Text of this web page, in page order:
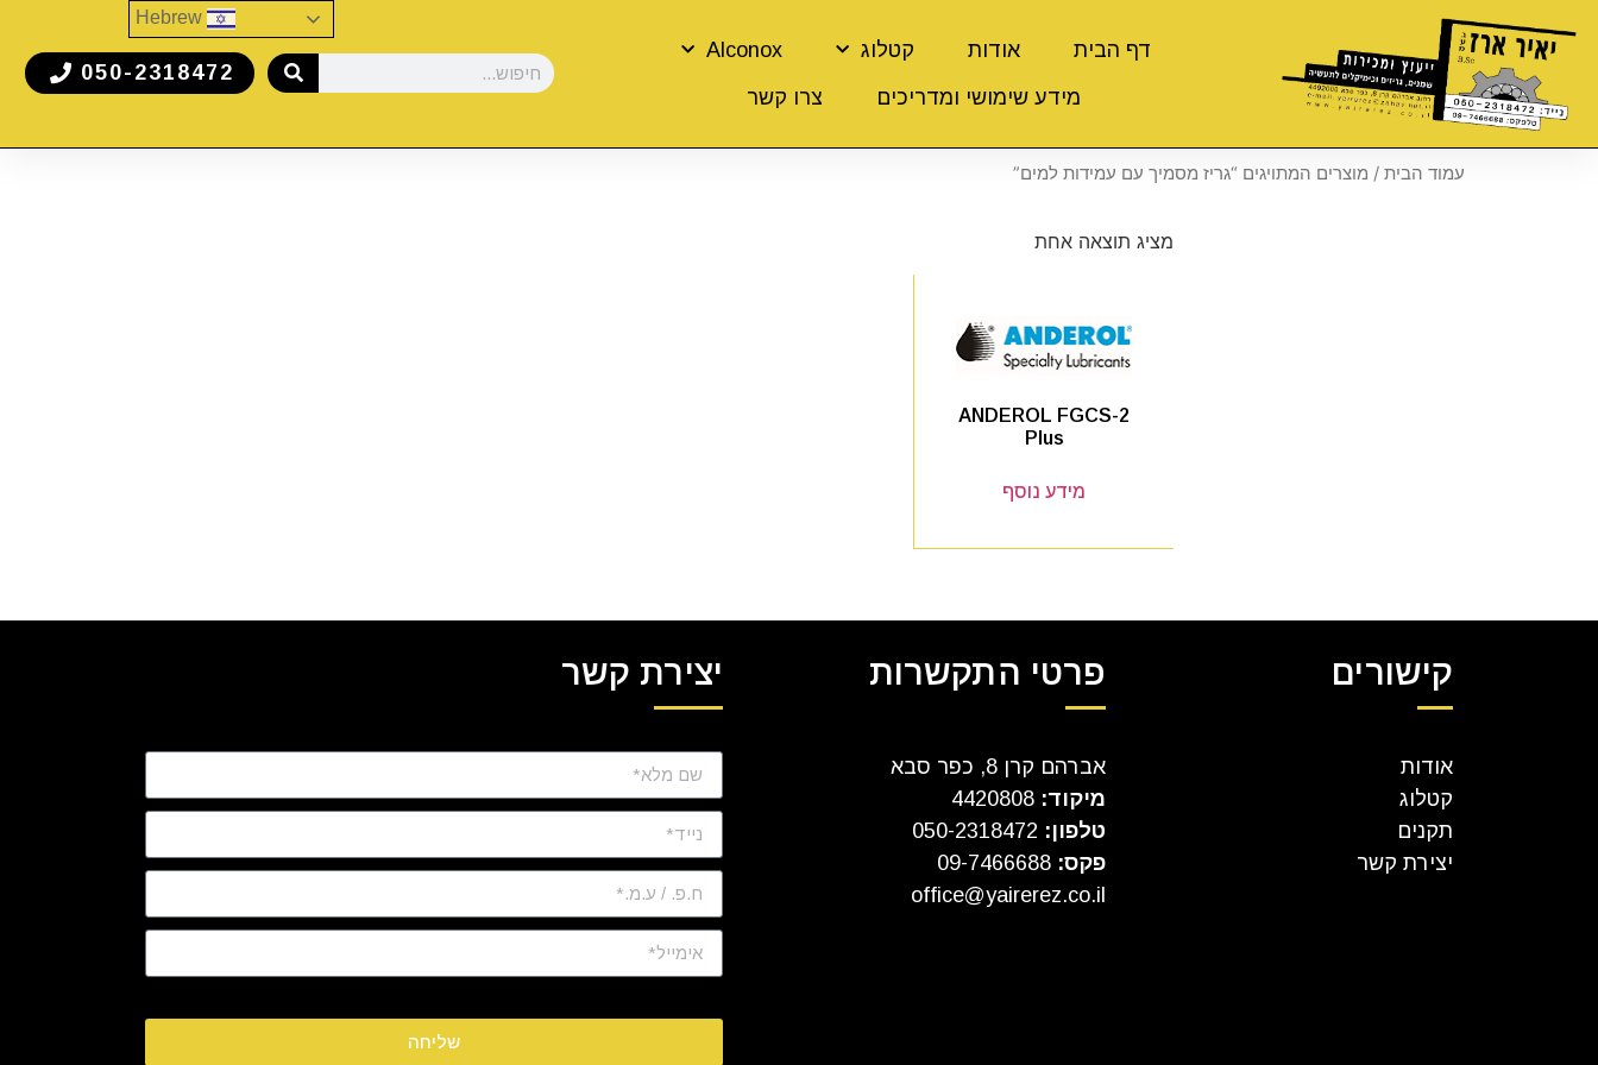
דף הבית אודות קטלוג
Alconox
מידע שימושי ומדריכים
צרו קשר
050-2318472
עמוד הבית / מוצרים המתויגים “גריז מסמיך עם עמידות למים”
מציג תוצאה אחת
ANDEROL FGCS-2
Plus
מידע נוסף
קישורים
אודות
קטלוג
תקנים
יצירת קשר
פרטי התקשרות
אברהם קרן 8, כפר סבא
מיקוד:
טלפון:
פקס: 09-7466688
office@yairerez.co.il
יצירת קשר
שליחה
Hebrew